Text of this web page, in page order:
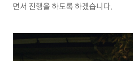
면서 진행을 하도록 하겠습니다.